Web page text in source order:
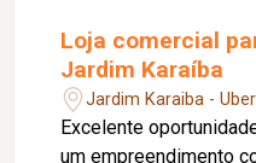
Loja comercial
Jardim Karaíba
Jardim Karaiba -
Excelente
um empreendimento